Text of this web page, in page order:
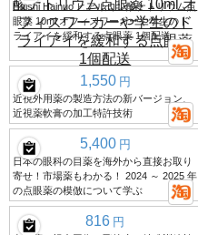
Haishi Hainuo ヒアルロン酸ナトリウム点
眼薬 10ml オフィスワーカーや学生のド
ライアイを緩和する点眼薬 1個配送
1,550 円
近視外用薬の製造方法の新バージョン、
近視薬軟膏の加工特許技術
5,400 円
日本の眼科の目薬を海外から直接お取り
寄せ！市場薬もわかる！ 2024 ～ 2025 年
の点眼薬の模倣について学ぶ
816 円